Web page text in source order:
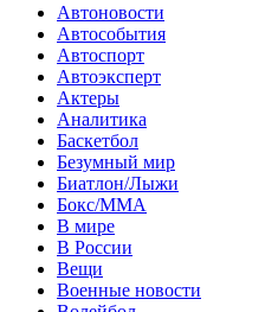
Автоновости
Автособытия
Автоспорт
Автоэксперт
Актеры
Аналитика
Баскетбол
Безумный мир
Биатлон/Лыжи
Бокс/MMA
В мире
В России
Вещи
Военные новости